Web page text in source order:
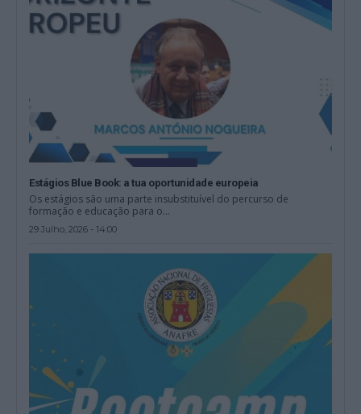
Estágios Blue Book: a tua oportunidade europeia
Os estágios são uma parte insubstituível do percurso de
formação e educação para o...
29 Julho, 2026 - 14:00